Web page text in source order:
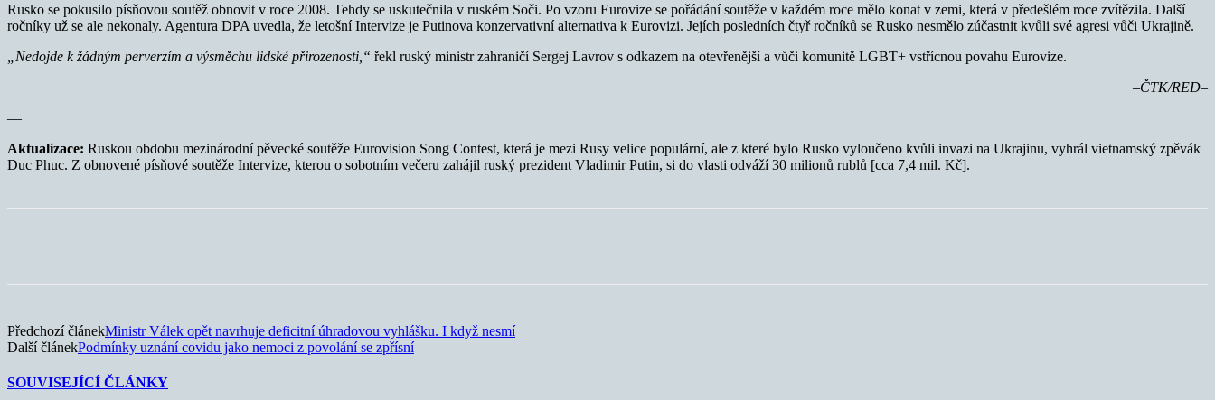
Rusko se pokusilo písňovou soutěž obnovit v roce 2008. Tehdy se uskutečnila v ruském Soči. Po vzoru Eurovize se pořádání soutěže v každém roce mělo konat v zemi, která v předešlém roce zvítězila. Další
ročníky už se ale nekonaly. Agentura DPA uvedla, že letošní Intervize je Putinova konzervativní alternativa k Eurovizi. Jejích posledních čtyř ročníků se Rusko nesmělo zúčastnit kvůli své agresi vůči Ukrajině.
„Nedojde k žádným perverzím a výsměchu lidské přirozenosti,“ řekl ruský ministr zahraničí Sergej Lavrov s odkazem na otevřenější a vůči komunitě LGBT+ vstřícnou povahu Eurovize.
–ČTK/RED–
—
Aktualizace: Ruskou obdobu mezinárodní pěvecké soutěže Eurovision Song Contest, která je mezi Rusy velice populární, ale z které bylo Rusko vyloučeno kvůli invazi na Ukrajinu, vyhrál vietnamský zpěvák
Duc Phuc. Z obnovené písňové soutěže Intervize, kterou o sobotním večeru zahájil ruský prezident Vladimir Putin, si do vlasti odváží 30 milionů rublů [cca 7,4 mil. Kč].
Předchozí článekMinistr Válek opět navrhuje deficitní úhradovou vyhlášku. I když nesmí
Další článekPodmínky uznání covidu jako nemoci z povolání se zpřísní
SOUVISEJÍCÍ ČLÁNKY